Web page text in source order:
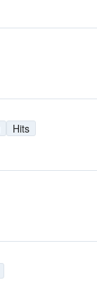
Hits